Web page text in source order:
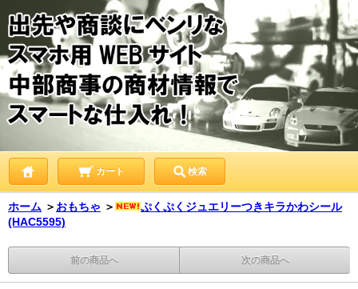
カート 検索
ホーム ＞ おもちゃ ＞
ぷくぷくジュエリーつきキラかわシール
(HAC5595)
前の商品へ 次の商品へ